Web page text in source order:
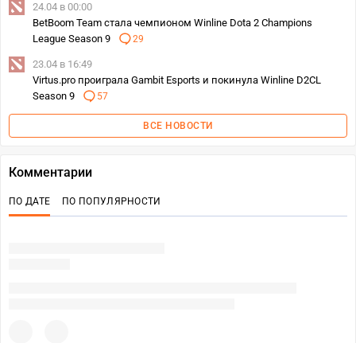
24.04 в 00:00
BetBoom Team стала чемпионом Winline Dota 2 Champions
League Season 9
29
23.04 в 16:49
Virtus.pro проиграла Gambit Esports и покинула Winline D2CL
Season 9
57
ВСЕ НОВОСТИ
Комментарии
ПО ДАТЕ ПО ПОПУЛЯРНОСТИ